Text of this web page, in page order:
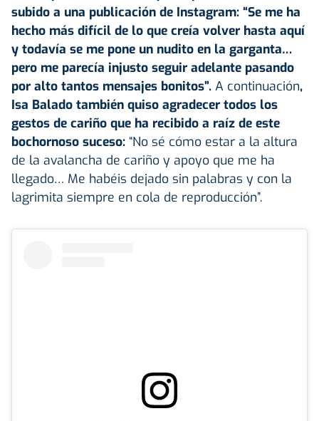
subido a una publicación de Instagram: “Se me ha
hecho más difícil de lo que creía volver hasta aquí
y todavía se me pone un nudito en la garganta…
pero me parecía injusto seguir adelante pasando
por alto tantos mensajes bonitos”. A continuación,
Isa Balado también quiso agradecer todos los
gestos de cariño que ha recibido a raíz de este
bochornoso suceso: “No sé cómo estar a la altura
de la avalancha de cariño y apoyo que me ha
llegado… Me habéis dejado sin palabras y con la
lagrimita siempre en cola de reproducción”.